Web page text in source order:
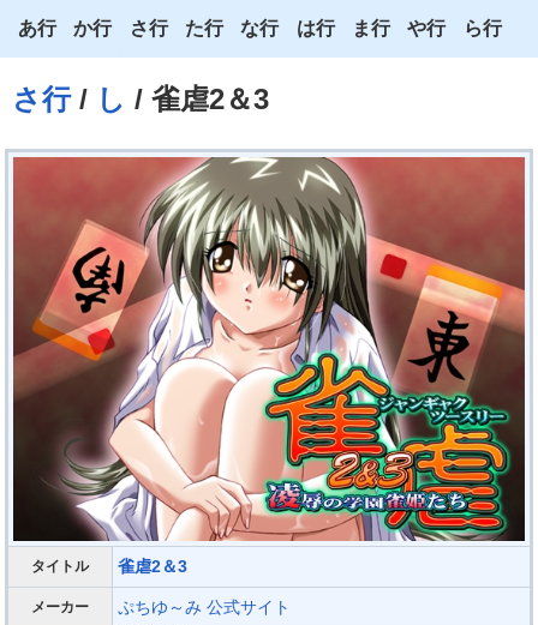
さ行/ し / 雀虐2＆3
あ行
い
う
か行
き
く
こ
さ行
し
す
せ
そ
た行
ち
つ
て
と
な行
に
ぬ
ね
の
は行
ふ
へ
ほ
ま行
む
め
も
や行
よ
ら行
る
タイトル 雀虐2＆3
メーカー ぷちゆ～み 公式サイト